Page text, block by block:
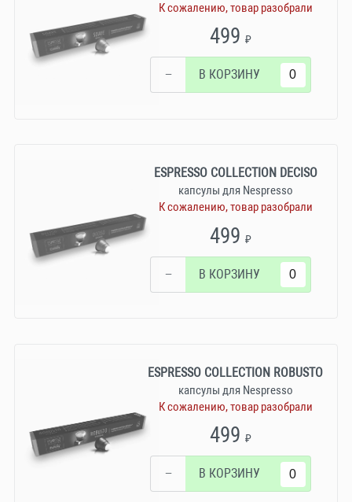
К сожалению, товар разобрали
499₽
− В КОРЗИНУ
ESPRESSO COLLECTION DECISO
капсулы для Nespresso
К сожалению, товар разобрали
499₽
− В КОРЗИНУ
ESPRESSO COLLECTION ROBUSTO
капсулы для Nespresso
К сожалению, товар разобрали
499₽
− В КОРЗИНУ